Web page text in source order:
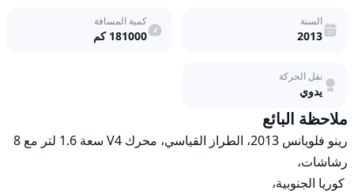
السنة
2013
كمية المسافة
181000 كم
نقل الحركة
يدوي
ملاحظة البائع